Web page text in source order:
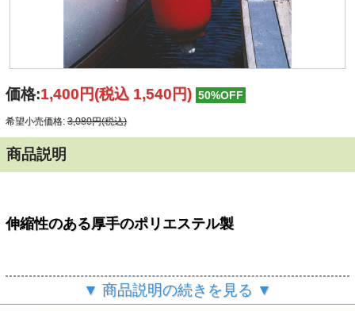
価格:1,400円(税込 1,540円) 50%OFF
希望小売価格:3,080円(税込)
商品説明
伸縮性のある厚手のポリエステル製
PLASTIMO
サイズ：φ150mmx560mm
▼ 商品説明の続きを見る ▼